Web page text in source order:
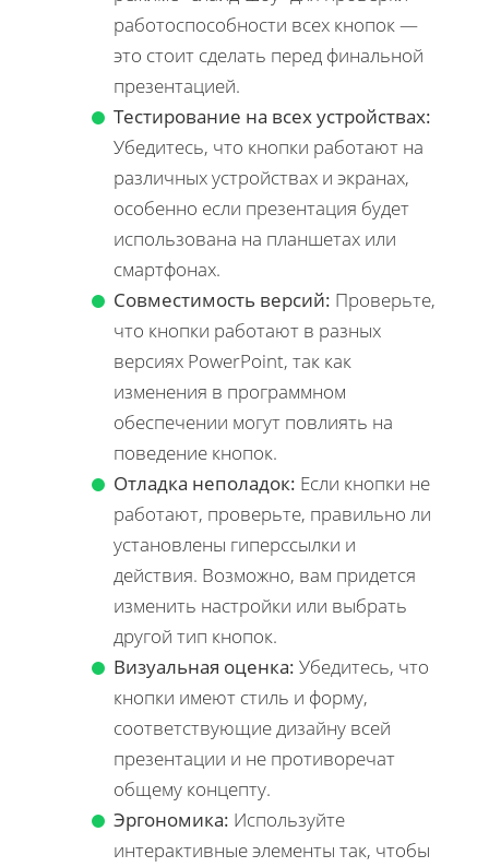
работоспособности всех кнопок —
это стоит сделать перед финальной
презентацией.
Тестирование на всех устройствах:
Убедитесь, что кнопки работают на
различных устройствах и экранах,
особенно если презентация будет
использована на планшетах или
смартфонах.
Совместимость версий: Проверьте,
что кнопки работают в разных
версиях PowerPoint, так как
изменения в программном
обеспечении могут повлиять на
поведение кнопок.
Отладка неполадок: Если кнопки не
работают, проверьте, правильно ли
установлены гиперссылки и
действия. Возможно, вам придется
изменить настройки или выбрать
другой тип кнопок.
Визуальная оценка: Убедитесь, что
кнопки имеют стиль и форму,
соответствующие дизайну всей
презентации и не противоречат
общему концепту.
Эргономика: Используйте
интерактивные элементы так, чтобы